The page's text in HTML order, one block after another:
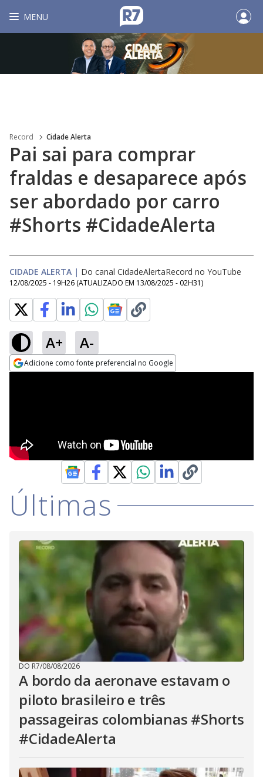
MENU
Record Cidade Alerta
Pai sai para comprar
fraldas e desaparece após
ser abordado por carro
#Shorts #CidadeAlerta
CIDADE ALERTA | Do canal CidadeAlertaRecord no YouTube
12/08/2025 - 19H26 (ATUALIZADO EM 13/08/2025 - 02H31)
A+ A-
Adicione como fonte preferencial no Google
Últimas
DO R7/08/08/2026
A bordo da aeronave estavam o
piloto brasileiro e três
passageiras colombianas #Shorts
#CidadeAlerta